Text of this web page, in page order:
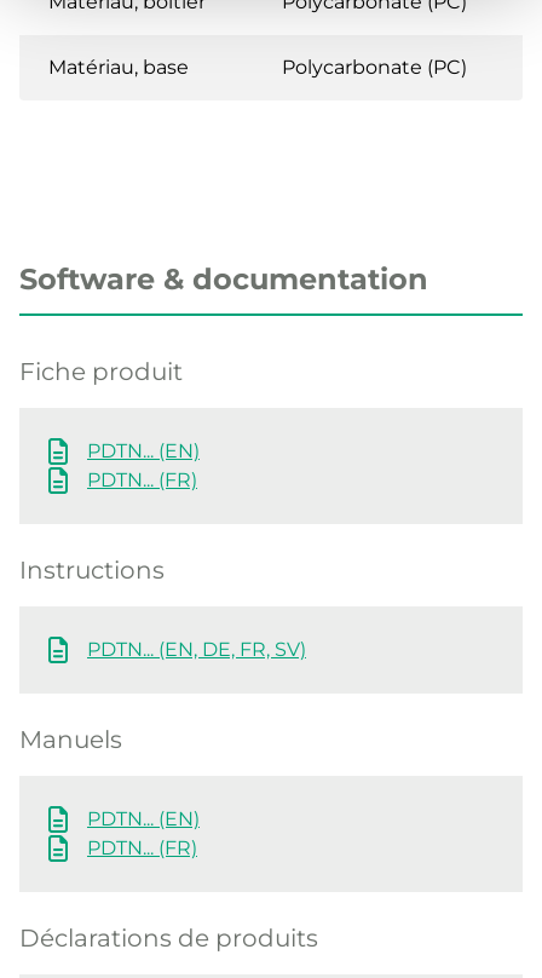
Matériau, base Polycarbonate (PC)
Software & documentation
Fiche produit
PDTN... (EN)
PDTN... (FR)
Instructions
PDTN... (EN, DE, FR, SV)
Manuels
PDTN... (EN)
PDTN... (FR)
Déclarations de produits